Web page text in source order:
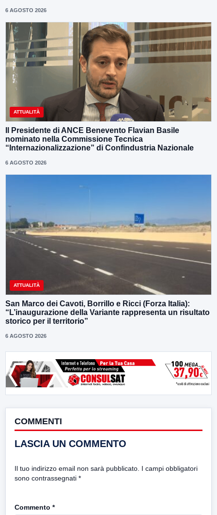
6 AGOSTO 2026
ATTUALITÀ
Il Presidente di ANCE Benevento Flavian Basile
nominato nella Commissione Tecnica
“Internazionalizzazione” di Confindustria Nazionale
6 AGOSTO 2026
ATTUALITÀ
San Marco dei Cavoti, Borrillo e Ricci (Forza Italia):
“L’inaugurazione della Variante rappresenta un risultato
storico per il territorio”
6 AGOSTO 2026
COMMENTI
LASCIA UN COMMENTO
Il tuo indirizzo email non sarà pubblicato. I campi obbligatori
sono contrassegnati *
Commento *